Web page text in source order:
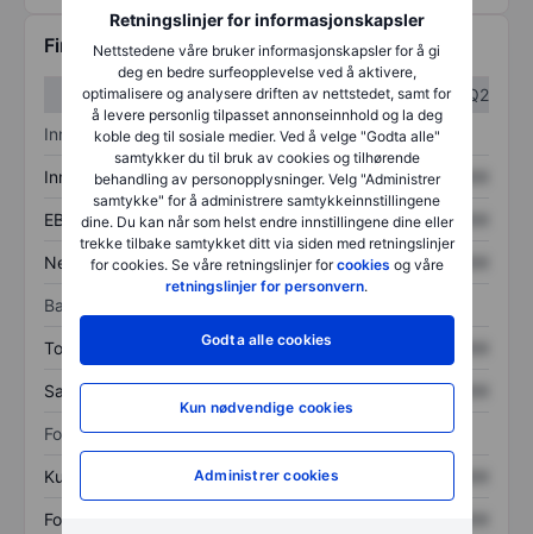
Retningslinjer for informasjonskapsler
Nettstedene våre bruker informasjonskapsler for å gi
deg en bedre surfeopplevelse ved å aktivere,
optimalisere og analysere driften av nettstedet, samt for
å levere personlig tilpasset annonseinnhold og la deg
koble deg til sosiale medier. Ved å velge "Godta alle"
samtykker du til bruk av cookies og tilhørende
behandling av personopplysninger. Velg "Administrer
samtykke" for å administrere samtykkeinnstillingene
dine. Du kan når som helst endre innstillingene dine eller
trekke tilbake samtykket ditt via siden med retningslinjer
for cookies. Se våre retningslinjer forcookies og våre
retningslinjer for personvern.
Godta alle cookies
Kun nødvendige cookies
Administrer cookies
Finansiell informasjon
Q1
Q2
Inntektsoversikt
Inntekter XXXXXXX XXXXXXX
EBITDA XXXXXXX XXXXXXX
Nettoinntekt XXXXXXX XXXXXXX
Balanse
Totale eiendeler XXXXXXX
Samlet gjeld XXXXXXX XXXXXXX
Forholdstall
Kurs/salg XXXXXXX
Fortjeneste per aksje